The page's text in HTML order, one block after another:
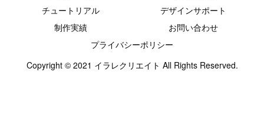
チュートリアル
デザインサポート
制作実績
お問い合わせ
プライバシーポリシー
Copyright © 2021 イラレクリエイト All Rights Reserved.